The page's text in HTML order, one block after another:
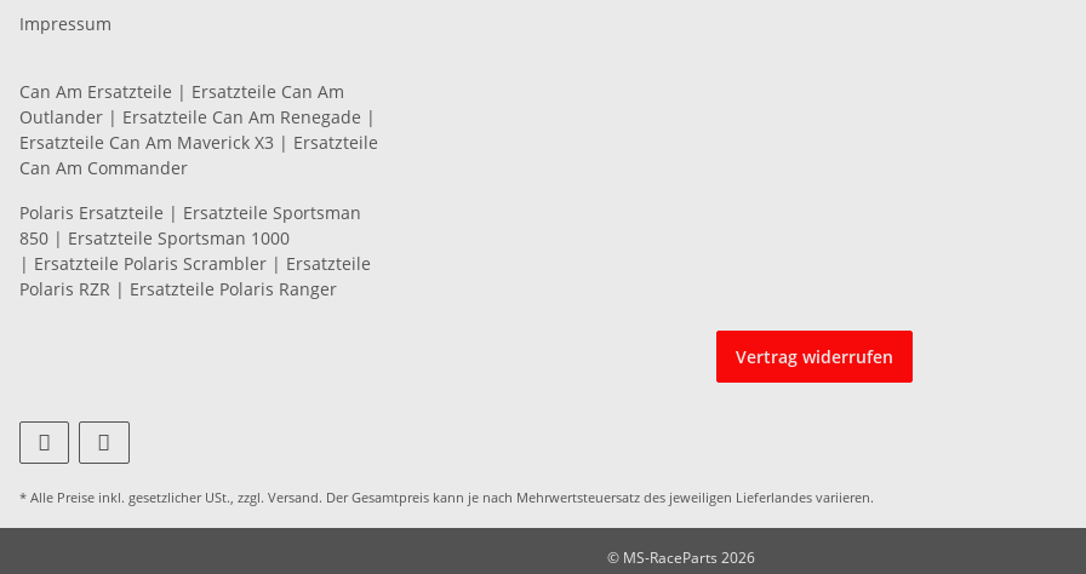
Impressum
Can Am Ersatzteile | Ersatzteile Can Am
Outlander | Ersatzteile Can Am Renegade |
Ersatzteile Can Am Maverick X3 | Ersatzteile
Can Am Commander
Polaris Ersatzteile | Ersatzteile Sportsman
850 | Ersatzteile Sportsman 1000
| Ersatzteile Polaris Scrambler | Ersatzteile
Polaris RZR | Ersatzteile Polaris Ranger
Vertrag widerrufen
* Alle Preise inkl. gesetzlicher USt., zzgl. Versand. Der Gesamtpreis kann je nach Mehrwertsteuersatz des jeweiligen Lieferlandes variieren.
© MS-RaceParts 2026